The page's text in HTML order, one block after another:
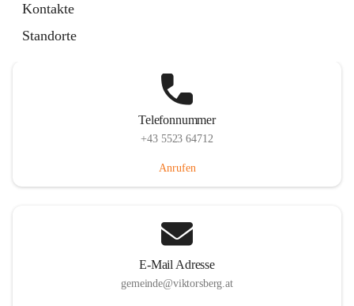
Kontakte
Standorte
Telefonnummer
+43 5523 64712
Anrufen
E-Mail Adresse
gemeinde@viktorsberg.at